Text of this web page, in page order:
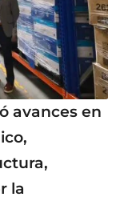
avances en
la